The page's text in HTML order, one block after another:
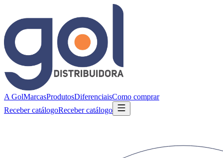
A GolMarcasProdutosDiferenciaisComo comprar
Receber catálogoReceber catálogo